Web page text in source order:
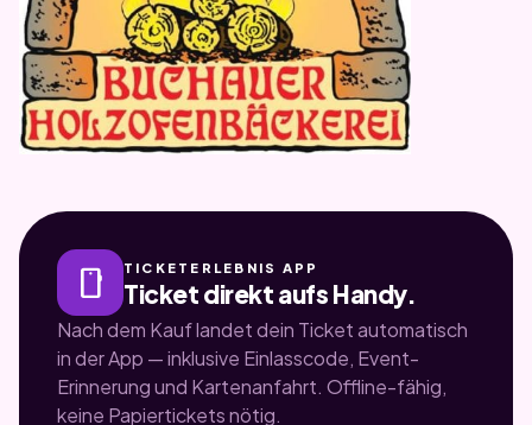
smartphone TICKETERLEBNIS APP
Ticket direkt aufs Handy.
Nach dem Kauf landet dein Ticket automatisch
in der App — inklusive Einlasscode, Event-
Erinnerung und Kartenanfahrt. Offline-fähig,
keine Papiertickets nötig.